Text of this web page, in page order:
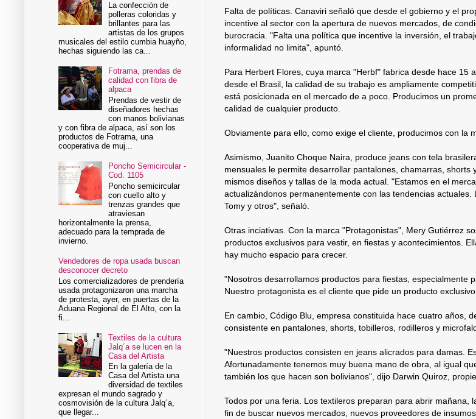
Falta de políticas. Canaviri señaló que desde el gobierno y el
incentive al sector con la apertura de nuevos mercados, de
burocracia. "Falta una política que incentive la inversión, el
informalidad no limita", apuntó.
Para Herbert Flores, cuya marca "Herbf" fabrica desde hace 15
desde el Brasil, la calidad de su trabajo es ampliamente
está posicionada en el mercado de a poco. Producimos un
calidad de cualquier producto.
Obviamente para ello, como exige el cliente, producimos con la
Asimismo, Juanito Choque Naira, produce jeans con tela
mensuales le permite desarrollar pantalones, chamarras,
mismos diseños y tallas de la moda actual. "Estamos en el
actualizándonos permanentemente con las tendencias
Tomy y otros", señaló.
Otras inciativas. Con la marca "Protagonistas", Mery Gutiérrez
productos exclusivos para vestir, en fiestas y acontecimientos.
hay mucho espacio para crecer.
"Nosotros desarrollamos productos para fiestas, especialmente
Nuestro protagonista es el cliente que pide un producto
En cambio, Código Blu, empresa constituida hace cuatro años,
consistente en pantalones, shorts, tobilleros, rodilleros y
"Nuestros productos consisten en jeans alicrados para damas.
Afortunadamente tenemos muy buena mano de obra, al igual
también los que hacen son bolivianos", dijo Darwin Quiroz,
Todos por una feria. Los textileros preparan para abrir mañana,
fin de buscar nuevos mercados, nuevos proveedores de
La confección de
polleras coloridas y
brillantes para las
artistas de los grupos
musicales del estilo cumbia huayño,
hechas siguiendo las ca...
Fotrama, prendas de
calidad con fibra de
alpaca
Prendas de vestir de
diseñadores hechas
con manos bolivianas
y con fibra de alpaca, así son los
productos de Fotrama, una
cooperativa de muj...
Poncho Semicircular -
Cod. 1105
Poncho semicircular
con cuello alto y
trenzas grandes que
atraviesan
horizontalmente la prensa,
adecuado para la temprada de
invierno.
Vendedores de ropa usada buscan
desconocer decreto
Los comercializadores de prendería
usada protagonizaron una marcha
de protesta, ayer, en puertas de la
Aduana Regional de El Alto, con la
fi...
Textiles de la cultura
Jalq´a se lucen en la
Casa del Artista
En la galería de la
Casa del Artista una
diversidad de textiles
expresan el mundo sagrado y
cosmovisión de la cultura Jalq´a,
que llegar...